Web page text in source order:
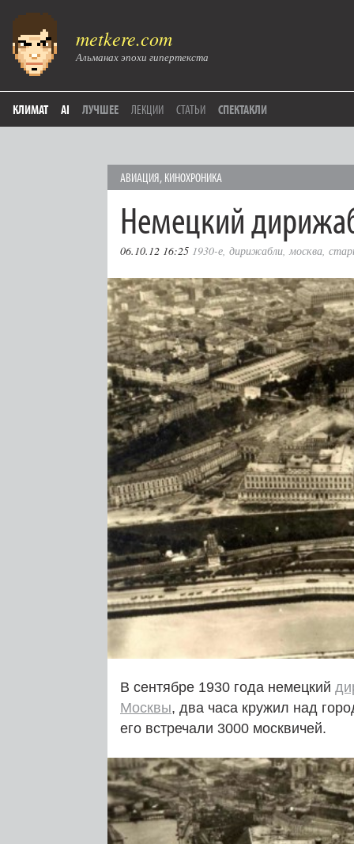
metkere.com
Альманах эпохи гипертекста
КЛИМАТ AI ЛУЧШЕЕ ЛЕКЦИИ СТАТЬИ СПЕКТАКЛИ
АВИАЦИЯ, КИНОХРОНИКА
Немецкий
06.10.12 16:25 1930-е, дирижабли,москва,
В сентябре 1930 года немецкий
Москвы, два часа кружил над
его встречали 3000 москвичей.